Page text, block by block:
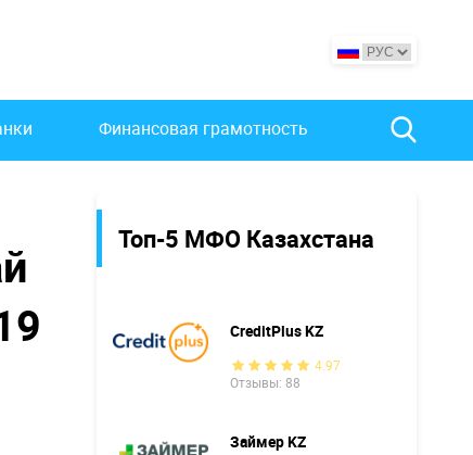
Финансовая грамотность
Топ-5 МФО Казахстана
CreditPlus KZ
4.97
Отзывы: 88
Займер KZ